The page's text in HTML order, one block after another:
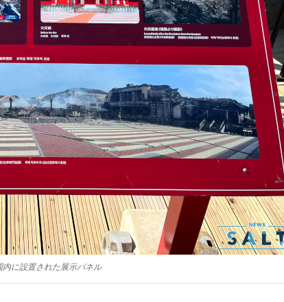
内に設置された展示パネル